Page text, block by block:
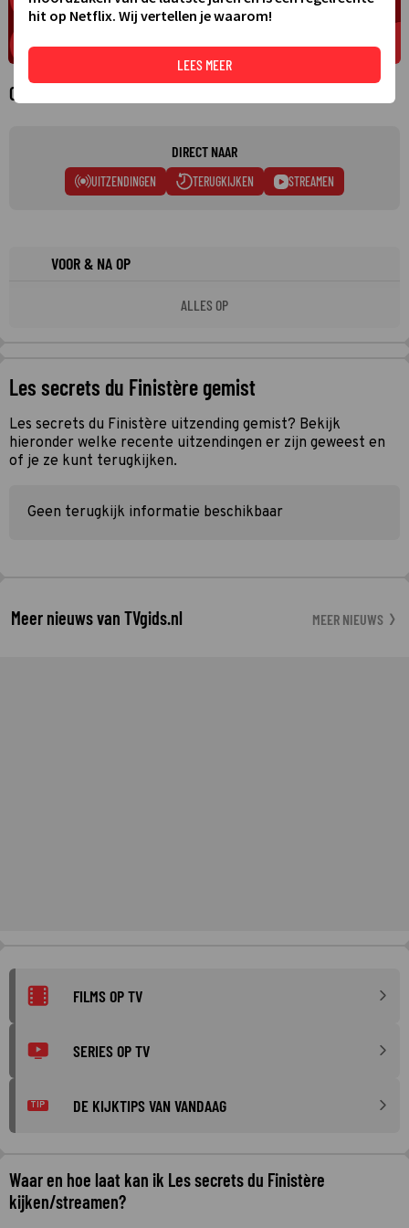
Over Les secrets du Finistère
DIRECT NAAR
UITZENDINGEN TERUGKIJKEN STREAMEN
VOOR & NA OP
ALLES OP
Les secrets du Finistère gemist
Les secrets du Finistère uitzending gemist? Bekijk
hieronder welke recente uitzendingen er zijn geweest en
of je ze kunt terugkijken.
Geen terugkijk informatie beschikbaar
Meer nieuws van TVgids.nl MEER NIEUWS
FILMS OP TV
SERIES OP TV
TIP DE KIJKTIPS VAN VANDAAG
Waar en hoe laat kan ik Les secrets du Finistère
kijken/streamen?
hit op Netflix. Wij vertellen je waarom!
LEES MEER